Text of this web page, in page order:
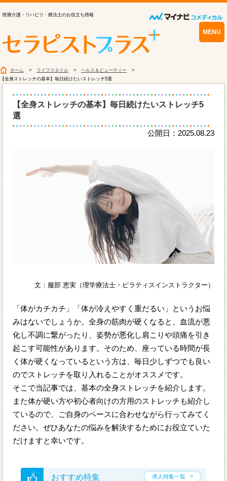
医療介護・リハビリ・療法士のお役立ち情報
MENU
ホーム ライフスタイル
ヘルス＆ビューティー
【全身ストレッチの基本】毎日続けたいストレッチ5選
【全身ストレッチの基本】毎日続けたいストレッチ5
選
公開日：2025.08.23
文：服部 恵実（理学療法士・ピラティスインストラクター）
「体がカチカチ」「体が冷えやすく重だるい」というお悩
みはないでしょうか。全身の筋肉が硬くなると、血流が悪
化し不調に繋がったり、姿勢が悪化し肩こりや頭痛を引き
起こす可能性があります。そのため、座っている時間が長
く体が硬くなっているという方は、毎日少しずつでも良い
のでストレッチを取り入れることがオススメです。
そこで当記事では、基本の全身ストレッチを紹介します。
また体が硬い方や初心者向けの方用のストレッチも紹介し
ているので、ご自身のペースに合わせながら行ってみてく
ださい。ぜひあなたの悩みを解決するためにお役立ていた
だけますと幸いです。
おすすめ特集 求人特集一覧